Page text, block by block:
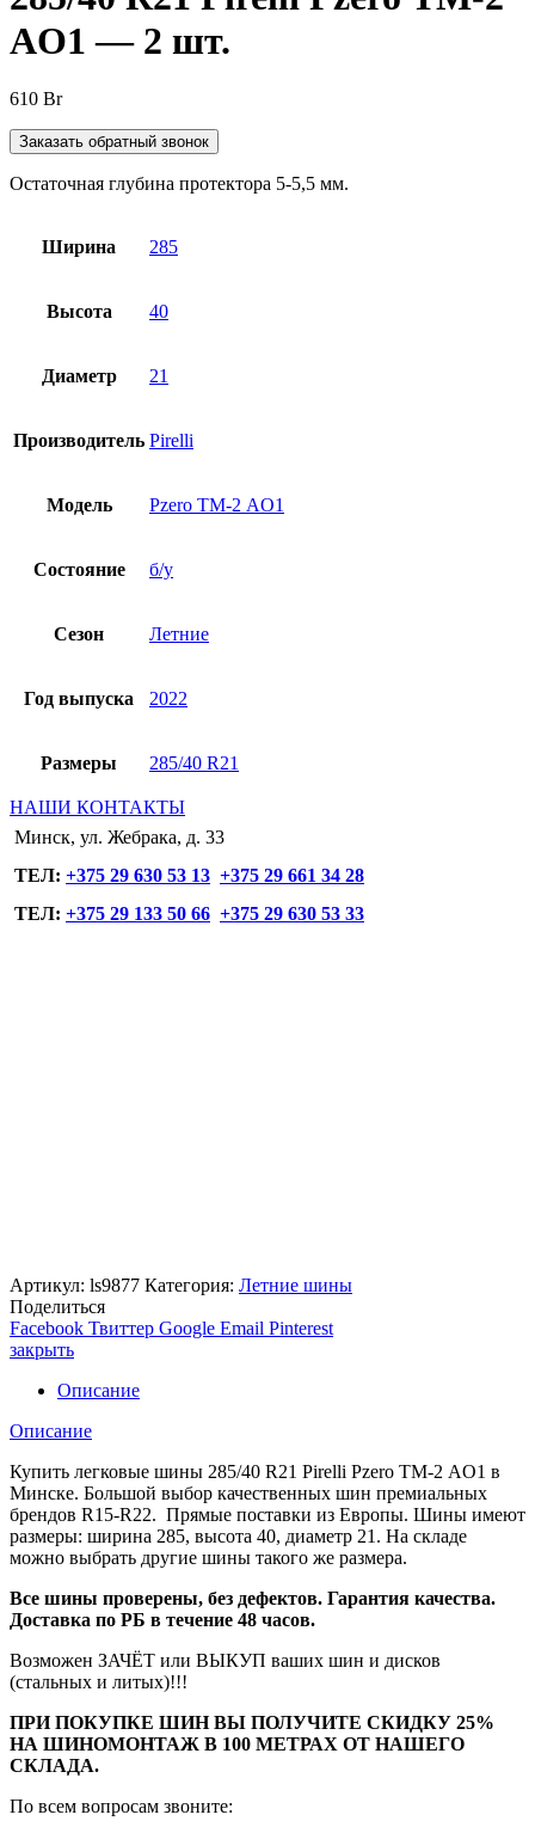
AO1 — 2 шт.
610 Br
Заказать обратный звонок
Остаточная глубина протектора 5-5,5 мм.
Ширина 285
Высота 40
Диаметр 21
Производитель Pirelli
Модель Pzero ТМ-2 AO1
Состояние б/у
Сезон Летние
Год выпуска 2022
Размеры 285/40 R21
НАШИ КОНТАКТЫ
Минск, ул. Жебрака, д. 33
ТЕЛ: +375 29 630 53 13 +375 29 661 34 28
ТЕЛ: +375 29 133 50 66 +375 29 630 53 33
Артикул: ls9877 Категория: Летние шины
Поделиться
Facebook Твиттер Google Email Pinterest
закрыть
Описание
Описание
Купить легковые шины 285/40 R21 Pirelli Pzero ТМ-2 AO1 в
Минске. Большой выбор качественных шин премиальных
брендов R15-R22. Прямые поставки из Европы. Шины имеют
размеры: ширина 285, высота 40, диаметр 21. На складе
можно выбрать другие шины такого же размера.
Все шины проверены, без дефектов. Гарантия качества.
Доставка по РБ в течение 48 часов.
Возможен ЗАЧЁТ или ВЫКУП ваших шин и дисков
(стальных и литых)!!!
ПРИ ПОКУПКЕ ШИН ВЫ ПОЛУЧИТЕ СКИДКУ 25%
НА ШИНОМОНТАЖ В 100 МЕТРАХ ОТ НАШЕГО
СКЛАДА.
По всем вопросам звоните: